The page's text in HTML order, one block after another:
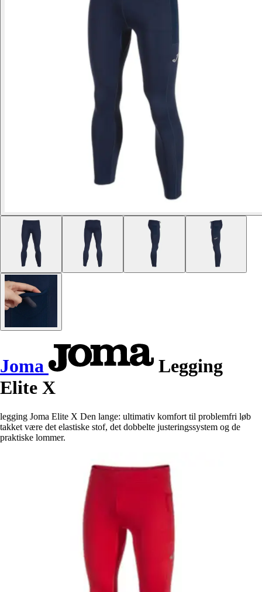
Joma
Legging
Elite X
legging Joma Elite X Den lange: ultimativ komfort til problemfri løb
takket være det elastiske stof, det dobbelte justeringssystem og de
praktiske lommer.